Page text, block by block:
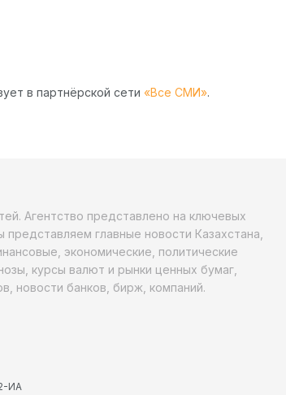
в партнёрской сети «Все СМИ».
Агентство представлено на ключевых
главные новости Казахстана,
экономические, политические
курсы валют и рынки ценных бумаг,
новости банков, бирж, компаний.
ИА